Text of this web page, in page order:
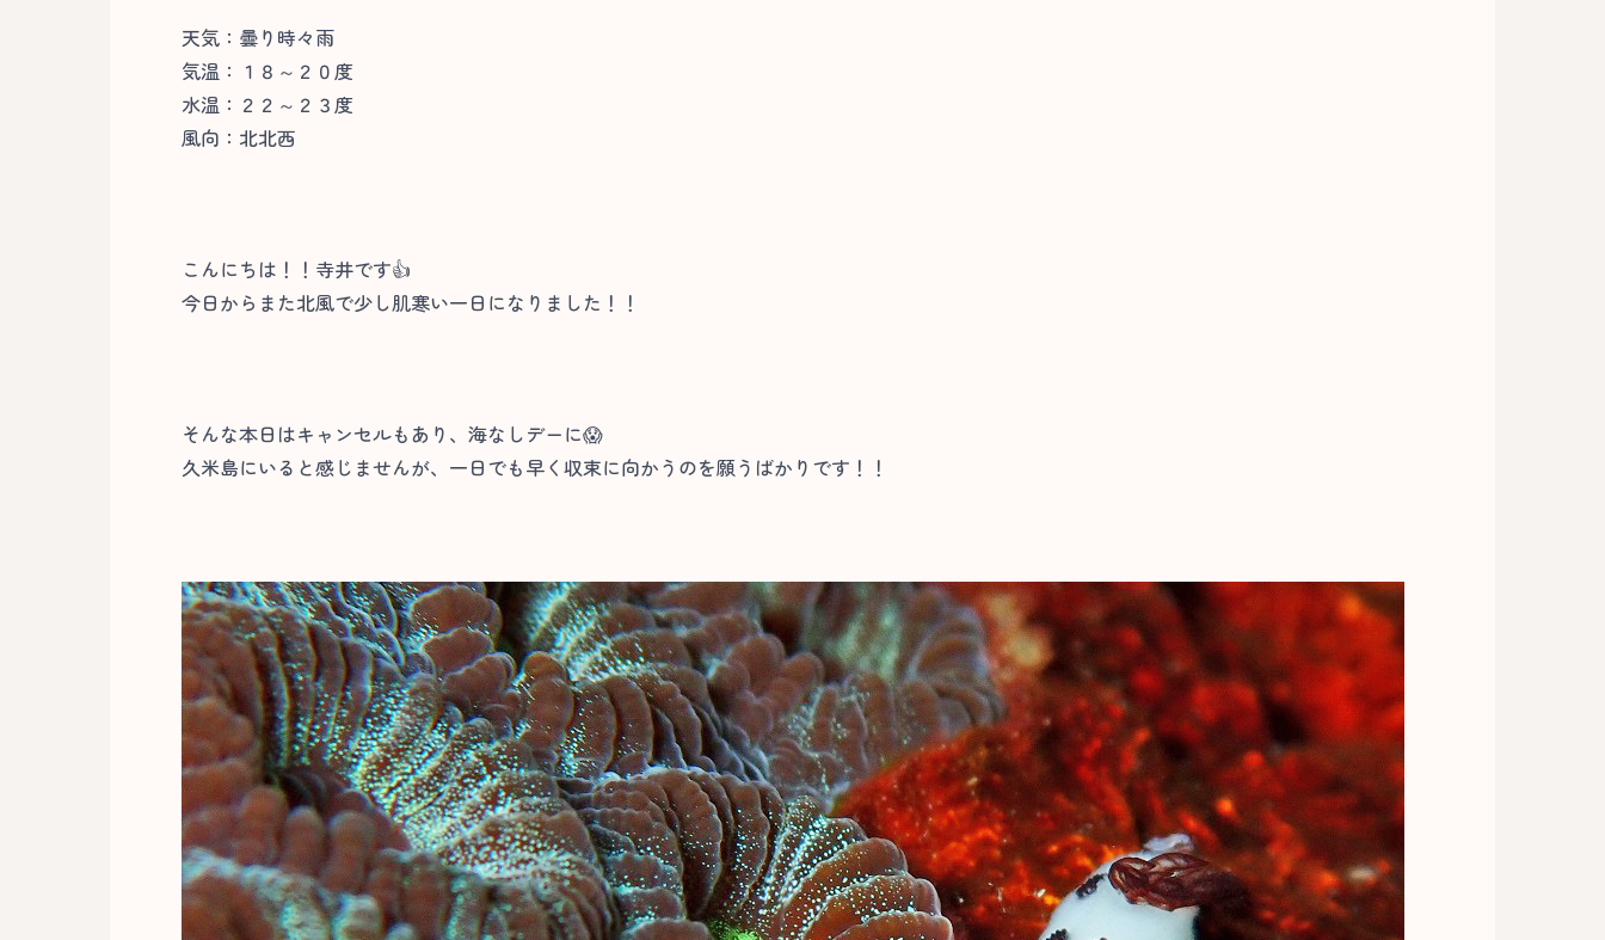
天気：曇り時々雨
気温：１８～２０度
水温：２２～２３度
風向：北北西
こんにちは！！寺井です👍
今日からまた北風で少し肌寒い一日になりました！！
そんな本日はキャンセルもあり、海なしデーに😱
久米島にいると感じませんが、一日でも早く収束に向かうのを願うばかりです！！